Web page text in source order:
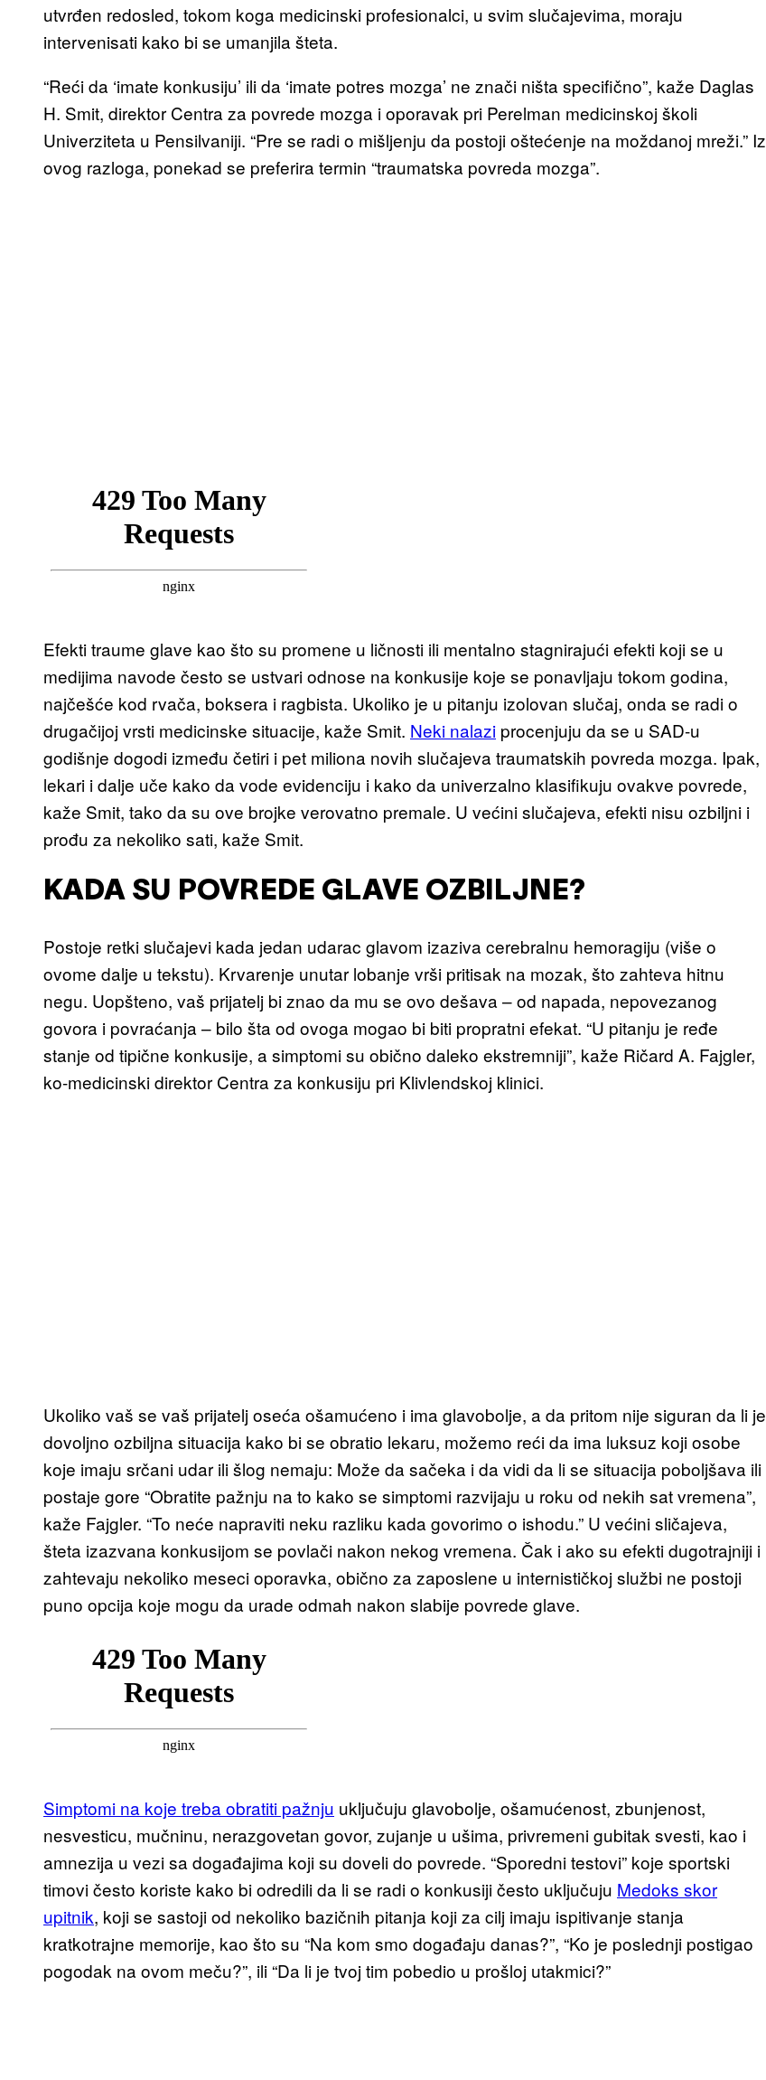
utvrđen redosled, tokom koga medicinski profesionalci, u svim slučajevima, moraju
intervenisati kako bi se umanjila šteta.
“Reći da ‘imate konkusiju’ ili da ‘imate potres mozga’ ne znači ništa specifično”, kaže Daglas
H. Smit, direktor Centra za povrede mozga i oporavak pri Perelman medicinskoj školi
Univerziteta u Pensilvaniji. “Pre se radi o mišljenju da postoji oštećenje na moždanoj mreži.” Iz
ovog razloga, ponekad se preferira termin “traumatska povreda mozga”.
Efekti traume glave kao što su promene u ličnosti ili mentalno stagnirajući efekti koji se u
medijima navode često se ustvari odnose na konkusije koje se ponavljaju tokom godina,
najčešće kod rvača, boksera i ragbista. Ukoliko je u pitanju izolovan slučaj, onda se radi o
drugačijoj vrsti medicinske situacije, kaže Smit. Neki nalazi procenjuju da se u SAD-u
godišnje dogodi između četiri i pet miliona novih slučajeva traumatskih povreda mozga. Ipak,
lekari i dalje uče kako da vode evidenciju i kako da univerzalno klasifikuju ovakve povrede,
kaže Smit, tako da su ove brojke verovatno premale. U većini slučajeva, efekti nisu ozbiljni i
prođu za nekoliko sati, kaže Smit.
KADA SU POVREDE GLAVE OZBILJNE?
Postoje retki slučajevi kada jedan udarac glavom izaziva cerebralnu hemoragiju (više o
ovome dalje u tekstu). Krvarenje unutar lobanje vrši pritisak na mozak, što zahteva hitnu
negu. Uopšteno, vaš prijatelj bi znao da mu se ovo dešava – od napada, nepovezanog
govora i povraćanja – bilo šta od ovoga mogao bi biti propratni efekat. “U pitanju je ređe
stanje od tipične konkusije, a simptomi su obično daleko ekstremniji”, kaže Ričard A. Fajgler,
ko-medicinski direktor Centra za konkusiju pri Klivlendskoj klinici.
Ukoliko vaš se vaš prijatelj oseća ošamućeno i ima glavobolje, a da pritom nije siguran da li je
dovoljno ozbiljna situacija kako bi se obratio lekaru, možemo reći da ima luksuz koji osobe
koje imaju srčani udar ili šlog nemaju: Može da sačeka i da vidi da li se situacija poboljšava ili
postaje gore “Obratite pažnju na to kako se simptomi razvijaju u roku od nekih sat vremena”,
kaže Fajgler. “To neće napraviti neku razliku kada govorimo o ishodu.” U većini sličajeva,
šteta izazvana konkusijom se povlači nakon nekog vremena. Čak i ako su efekti dugotrajniji i
zahtevaju nekoliko meseci oporavka, obično za zaposlene u internističkoj službi ne postoji
puno opcija koje mogu da urade odmah nakon slabije povrede glave.
Simptomi na koje treba obratiti pažnju uključuju glavobolje, ošamućenost, zbunjenost,
nesvesticu, mučninu, nerazgovetan govor, zujanje u ušima, privremeni gubitak svesti, kao i
amnezija u vezi sa događajima koji su doveli do povrede. “Sporedni testovi” koje sportski
timovi često koriste kako bi odredili da li se radi o konkusiji često uključuju Medoks skor
upitnik, koji se sastoji od nekoliko bazičnih pitanja koji za cilj imaju ispitivanje stanja
kratkotrajne memorije, kao što su “Na kom smo događaju danas?”, “Ko je poslednji postigao
pogodak na ovom meču?”, ili “Da li je tvoj tim pobedio u prošloj utakmici?”